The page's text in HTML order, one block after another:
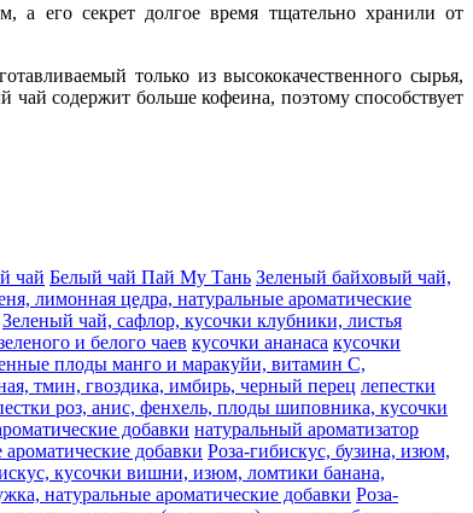
а его секрет долгое время тщательно хранили от
только из высококачественного сырья,
содержит больше кофеина, поэтому способствует
чай Белый чай Пай Му Тань Зеленый байховый чай,
лимонная цедра, натуральные ароматические
Зеленый чай, сафлор, кусочки клубники, листья
и белого чаев кусочки ананаса кусочки
плоды манго и маракуйи, витамин С,
тмин, гвоздика, имбирь, черный перец лепестки
роз, анис, фенхель, плоды шиповника, кусочки
добавки натуральный ароматизатор
добавки Роза-гибискус, бузина, изюм,
кусочки вишни, изюм, ломтики банана,
натуральные ароматические добавки Роза-